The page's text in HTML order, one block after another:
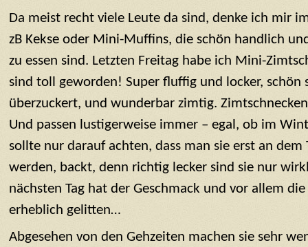
Da meist recht viele Leute da sind, denke ich mir
zB Kekse oder Mini-Muffins, die schön handlich
zu essen sind. Letzten Freitag habe ich Mini-
sind toll geworden! Super fluffig und locker, schön
überzuckert, und wunderbar zimtig.
Und passen lustigerweise immer – egal, ob im
sollte nur darauf achten, dass man sie erst an dem
werden, backt, denn richtig lecker sind sie nur
nächsten Tag hat der Geschmack und vor allem
erheblich gelitten…
Abgesehen von den Gehzeiten machen sie sehr